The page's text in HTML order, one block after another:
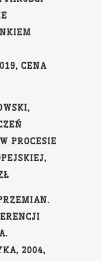
CENA
PROCESIE
2004,